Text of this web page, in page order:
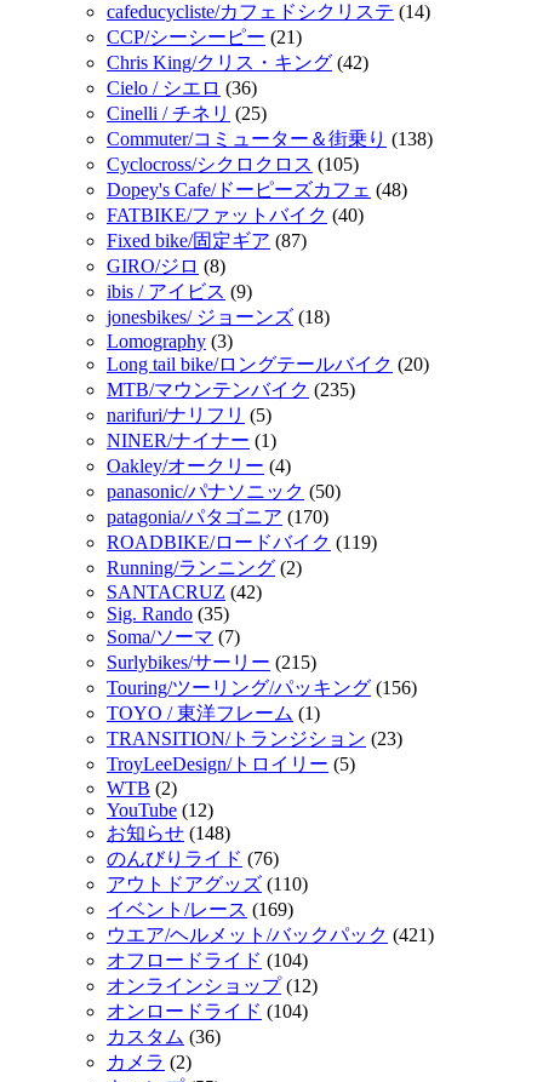
cafeducycliste/カフェドシクリステ (14)
CCP/シーシーピー (21)
Chris King/クリス・キング (42)
Cielo / シエロ (36)
Cinelli / チネリ (25)
Commuter/コミューター＆街乗り (138)
Cyclocross/シクロクロス (105)
Dopey's Cafe/ドーピーズカフェ (48)
FATBIKE/ファットバイク (40)
Fixed bike/固定ギア (87)
GIRO/ジロ (8)
ibis / アイビス (9)
jonesbikes/ ジョーンズ (18)
Lomography (3)
Long tail bike/ロングテールバイク (20)
MTB/マウンテンバイク (235)
narifuri/ナリフリ (5)
NINER/ナイナー (1)
Oakley/オークリー (4)
panasonic/パナソニック (50)
patagonia/パタゴニア (170)
ROADBIKE/ロードバイク (119)
Running/ランニング (2)
SANTACRUZ (42)
Sig. Rando (35)
Soma/ソーマ (7)
Surlybikes/サーリー (215)
Touring/ツーリング/パッキング (156)
TOYO / 東洋フレーム (1)
TRANSITION/トランジション (23)
TroyLeeDesign/トロイリー (5)
WTB (2)
YouTube (12)
お知らせ (148)
のんびりライド (76)
アウトドアグッズ (110)
イベント/レース (169)
ウエア/ヘルメット/バックパック (421)
オフロードライド (104)
オンラインショップ(12)
オンロードライド (104)
カスタム (36)
カメラ (2)